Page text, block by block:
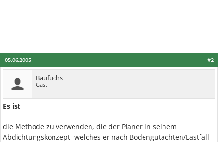
#2
05.06.2005
Baufuchs
Gast
Es ist
die Methode zu verwenden, die der Planer in seinem
Abdichtungskonzept -welches er nach Bodengutachten/Lastfall